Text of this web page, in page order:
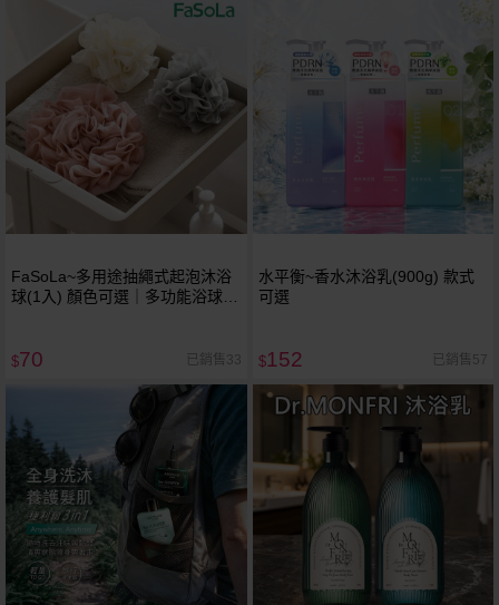
FaSoLa~多用途抽繩式起泡沐浴
球(1入) 顏色可選｜多功能浴球／
$70 已銷售33
水平衡~香水沐浴乳(900g) 款式
可選
$152 已銷售57